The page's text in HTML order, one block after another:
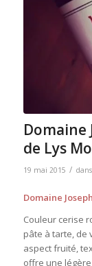
Domaine
de Lys
19 mai 2015 / dans
Domaine
Couleur cerise
pâte à tarte, de
aspect fruité,
offre une